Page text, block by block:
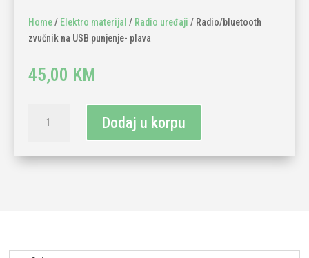
Home/ Elektro materijal / Radio uređaji / Radio/bluetooth
zvučnik na USB punjenje- plava
45,00 KM
zvučnik
USB
Dodaj u korpu